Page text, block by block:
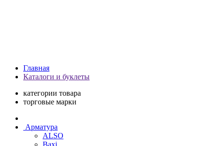
Главная
Каталоги и буклеты
категории товара
торговые марки
Арматура
ALSO
Baxi